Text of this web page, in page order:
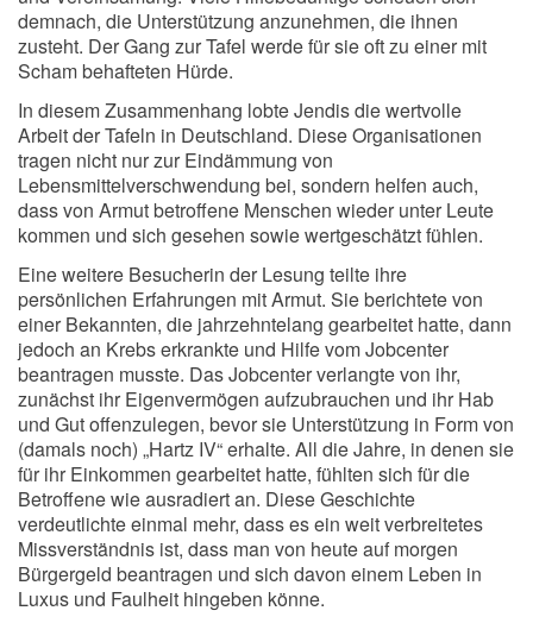
demnach, die Unterstützung anzunehmen, die ihnen
zusteht. Der Gang zur Tafel werde für sie oft zu einer mit
Scham behafteten Hürde.
In diesem Zusammenhang lobte Jendis die wertvolle
Arbeit der Tafeln in Deutschland. Diese Organisationen
tragen nicht nur zur Eindämmung von
Lebensmittelverschwendung bei, sondern helfen auch,
dass von Armut betroffene Menschen wieder unter Leute
kommen und sich gesehen sowie wertgeschätzt fühlen.
Eine weitere Besucherin der Lesung teilte ihre
persönlichen Erfahrungen mit Armut. Sie berichtete von
einer Bekannten, die jahrzehntelang gearbeitet hatte, dann
jedoch an Krebs erkrankte und Hilfe vom Jobcenter
beantragen musste. Das Jobcenter verlangte von ihr,
zunächst ihr Eigenvermögen aufzubrauchen und ihr Hab
und Gut offenzulegen, bevor sie Unterstützung in Form von
(damals noch) „Hartz IV“ erhalte. All die Jahre, in denen sie
für ihr Einkommen gearbeitet hatte, fühlten sich für die
Betroffene wie ausradiert an. Diese Geschichte
verdeutlichte einmal mehr, dass es ein weit verbreitetes
Missverständnis ist, dass man von heute auf morgen
Bürgergeld beantragen und sich davon einem Leben in
Luxus und Faulheit hingeben könne.